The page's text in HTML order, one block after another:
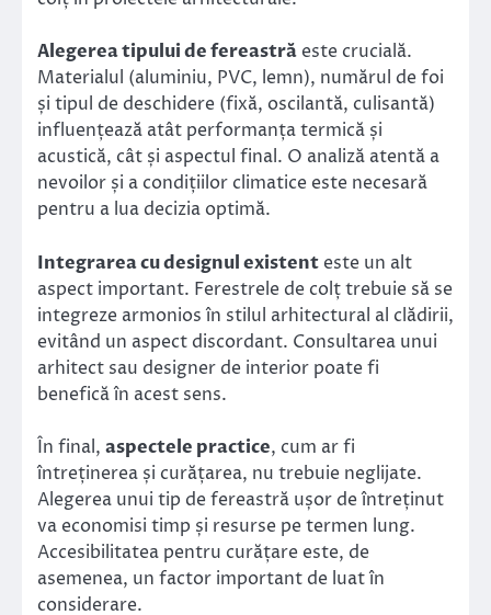
Alegerea tipului de fereastră este crucială.
Materialul (aluminiu, PVC, lemn), numărul de foi
și tipul de deschidere (fixă, oscilantă, culisantă)
influențează atât performanța termică și
acustică, cât și aspectul final. O analiză atentă a
nevoilor și a condițiilor climatice este necesară
pentru a lua decizia optimă.
Integrarea cu designul existent este un alt
aspect important. Ferestrele de colț trebuie să se
integreze armonios în stilul arhitectural al clădirii,
evitând un aspect discordant. Consultarea unui
arhitect sau designer de interior poate fi
benefică în acest sens.
În final, aspectele practice, cum ar fi
întreținerea și curățarea, nu trebuie neglijate.
Alegerea unui tip de fereastră ușor de întreținut
va economisi timp și resurse pe termen lung.
Accesibilitatea pentru curățare este, de
asemenea, un factor important de luat în
considerare.